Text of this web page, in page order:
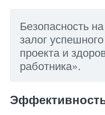
Безопасность
залог
проекта и
работника».